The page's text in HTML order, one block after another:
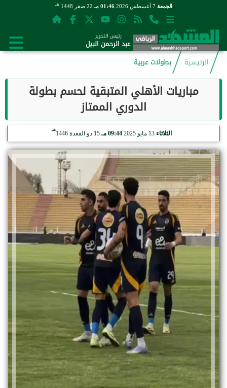
الجمعة 7 أغسطس 2026 01:46 مـ 22 صفر 1448 هـ
رئيس التحرير
عبد الرحمن البيل
الرئيسية
بطولات عربية
مباريات الأهلي المتبقية لحسم بطولة
الدوري الممتاز
الثلاثاء 13 مايو 2025 09:44 مـ 15 ذو القعدة 1446
هـ